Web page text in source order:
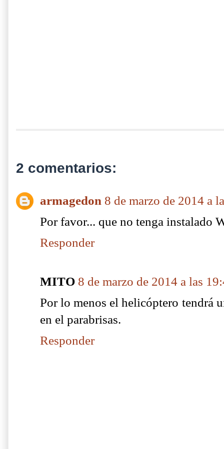
2 comentarios:
armagedon 8 de marzo de 2014 a
Por favor... que no tenga instalado
Responder
MITO 8 de marzo de 2014 a las
Por lo menos el helicóptero tendrá
en el parabrisas.
Responder